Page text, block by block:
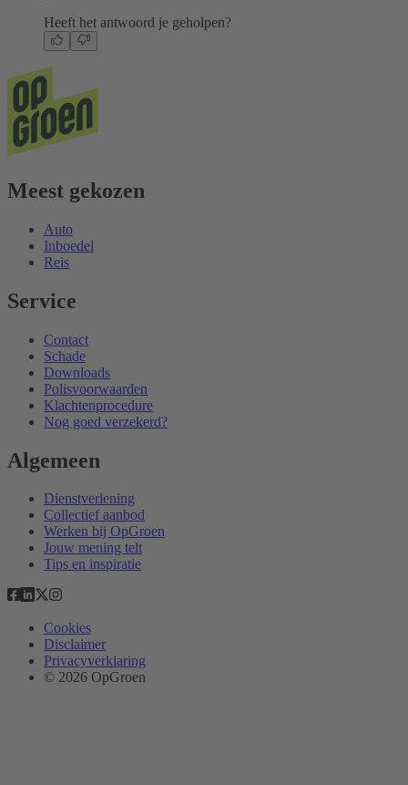
Heeft het antwoord je geholpen?
Meest gekozen
Auto
Inboedel
Reis
Service
Contact
Schade
Downloads
Polisvoorwaarden
Klachtenprocedure
Nog goed verzekerd?
Algemeen
Dienstverlening
Collectief aanbod
Werken bij OpGroen
Jouw mening telt
Tips en inspiratie
Cookies
Disclaimer
Privacyverklaring
© 2026 OpGroen